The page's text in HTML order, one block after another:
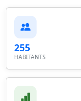
255
HABITANTS